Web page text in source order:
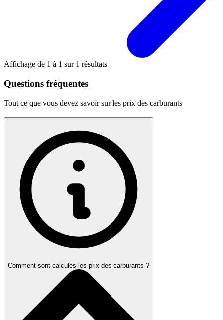
Affichage de 1 à 1 sur 1 résultats
Questions fréquentes
Tout ce que vous devez savoir sur les prix des carburants
Comment sont calculés les prix des carburants ?